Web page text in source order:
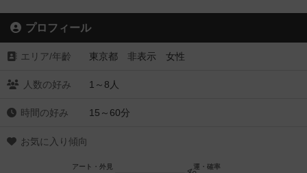
プロフィール
エリア/年齡 東京都 非表示 女性
人数の好み 1～8人
時間の好み 15～60分
お気に入り傾向